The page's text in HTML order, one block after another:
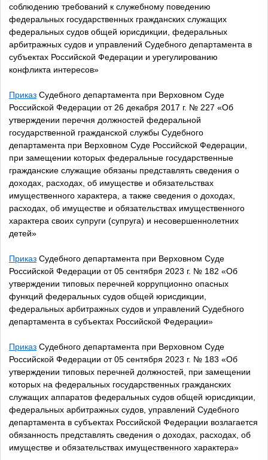
соблюдению требований к служебному поведению
федеральных государственных гражданских служащих
федеральных судов общей юрисдикции, федеральных
арбитражных судов и управлений Судебного департамента в
субъектах Российской Федерации и урегулированию
конфликта интересов»
Приказ Судебного департамента при Верховном Суде
Российской Федерации от 26 декабря 2017 г. № 227 «Об
утверждении перечня должностей федеральной
государственной гражданской службы Судебного
департамента при Верховном Суде Российской Федерации,
при замещении которых федеральные государственные
гражданские служащие обязаны представлять сведения о
доходах, расходах, об имуществе и обязательствах
имущественного характера, а также сведения о доходах,
расходах, об имуществе и обязательствах имущественного
характера своих супруги (супруга) и несовершеннолетних
детей»
Приказ Судебного департамента при Верховном Суде
Российской Федерации от 05 сентября 2023 г. № 182 «Об
утверждении типовых перечней коррупционно опасных
функций федеральных судов общей юрисдикции,
федеральных арбитражных судов и управлений Судебного
департамента в субъектах Российской Федерации»
Приказ Судебного департамента при Верховном Суде
Российской Федерации от 05 сентября 2023 г. № 183 «Об
утверждении типовых перечней должностей, при замещении
которых на федеральных государственных гражданских
служащих аппаратов федеральных судов общей юрисдикции,
федеральных арбитражных судов, управлений Судебного
департамента в субъектах Российской Федерации возлагается
обязанность представлять сведения о доходах, расходах, об
имуществе и обязательствах имущественного характера»